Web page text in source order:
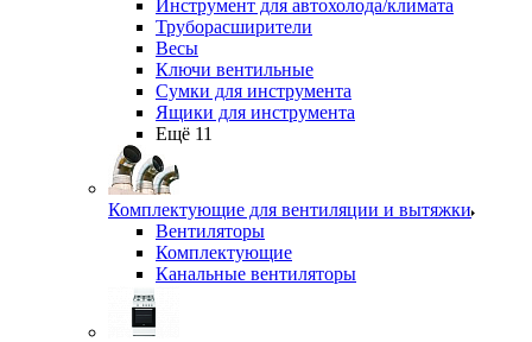
Инструмент для автохолода/климата
Труборасширители
Весы
Ключи вентильные
Сумки для инструмента
Ящики для инструмента
Ещё 11
Комплектующие для вентиляции и вытяжки
Вентиляторы
Комплектующие
Канальные вентиляторы